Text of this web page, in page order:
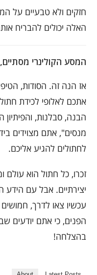
חזקים ולא טבעיים על
האלה יכולים להבריח
המסע הקולינרי
אז הנה זה. הסודות,
אתכם לאלופי לכידת
הבנה, סבלנות,
מנסים", אתם מצוידים
לחתולים להגיע אליכם.
זכרו, כל חתול הוא עולם
יצירתיים. אבל עם הידע
עכשיו צאו לדרך, חמושים
הפנים, כי אתם יודעים
בהצלחה!